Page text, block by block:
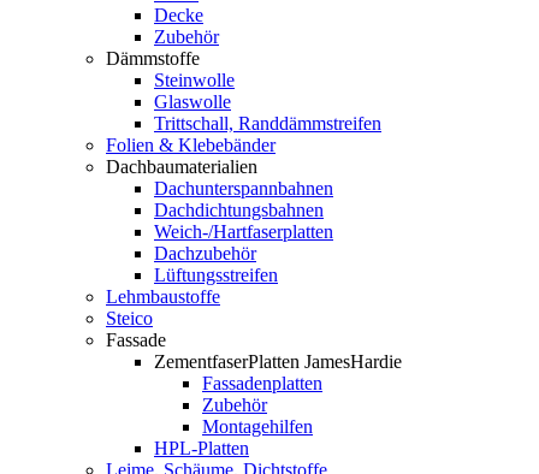
Decke
Zubehör
Dämmstoffe
Steinwolle
Glaswolle
Trittschall, Randdämmstreifen
Folien & Klebebänder
Dachbaumaterialien
Dachunterspannbahnen
Dachdichtungsbahnen
Weich-/Hartfaserplatten
Dachzubehör
Lüftungsstreifen
Lehmbaustoffe
Steico
Fassade
ZementfaserPlatten JamesHardie
Fassadenplatten
Zubehör
Montagehilfen
HPL-Platten
Leime, Schäume, Dichtstoffe